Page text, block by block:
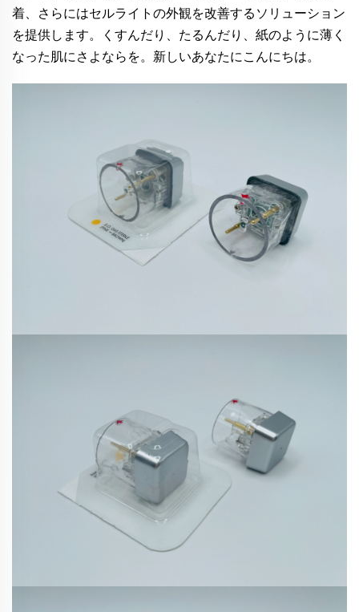
着、さらにはセルライトの外観を改善するソリューション
を提供します。くすんだり、たるんだり、紙のように薄く
なった肌にさよならを。新しいあなたにこんにちは。